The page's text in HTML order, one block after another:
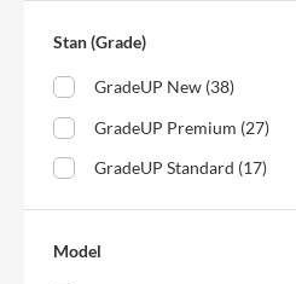
i
zasilanie
i
Plecaki
Stan (Grade)
GradeUP New (38)
GradeUP Premium (27)
GradeUP Standard (17)
Model